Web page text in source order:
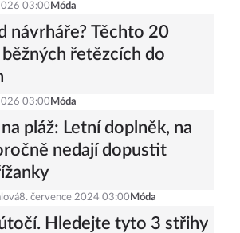
03:00 Móda
návrháře? Těchto 20
řetězcích do
03:00 Móda
pláž: Letní doplněk, na
nedají dopustit
8. července 2024 03:00 Móda
Hledejte tyto 3 střihy